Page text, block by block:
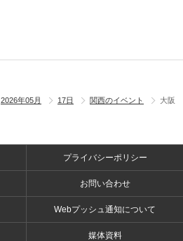
2026年05月 17日 関西のイベント
大阪
プライバシーポリシー
お問い合わせ
Webプッシュ通知について
媒体資料